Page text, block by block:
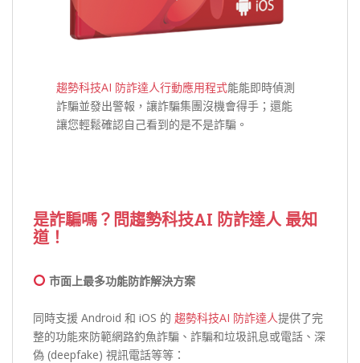
趨勢科技AI 防詐達人行動應用程式能能即時偵測
詐騙並發出警報，讓詐騙集團沒機會得手；還能
讓您輕鬆確認自己看到的是不是詐騙。
是詐騙嗎？問趨勢科技AI 防詐達人 最知
道！
市面上最多功能防詐解決方案
同時支援 Android 和 iOS 的 趨勢科技AI 防詐達人提供了完
整的功能來防範網路釣魚詐騙、詐騙和垃圾訊息或電話、深
偽 (deepfake) 視訊電話等等：